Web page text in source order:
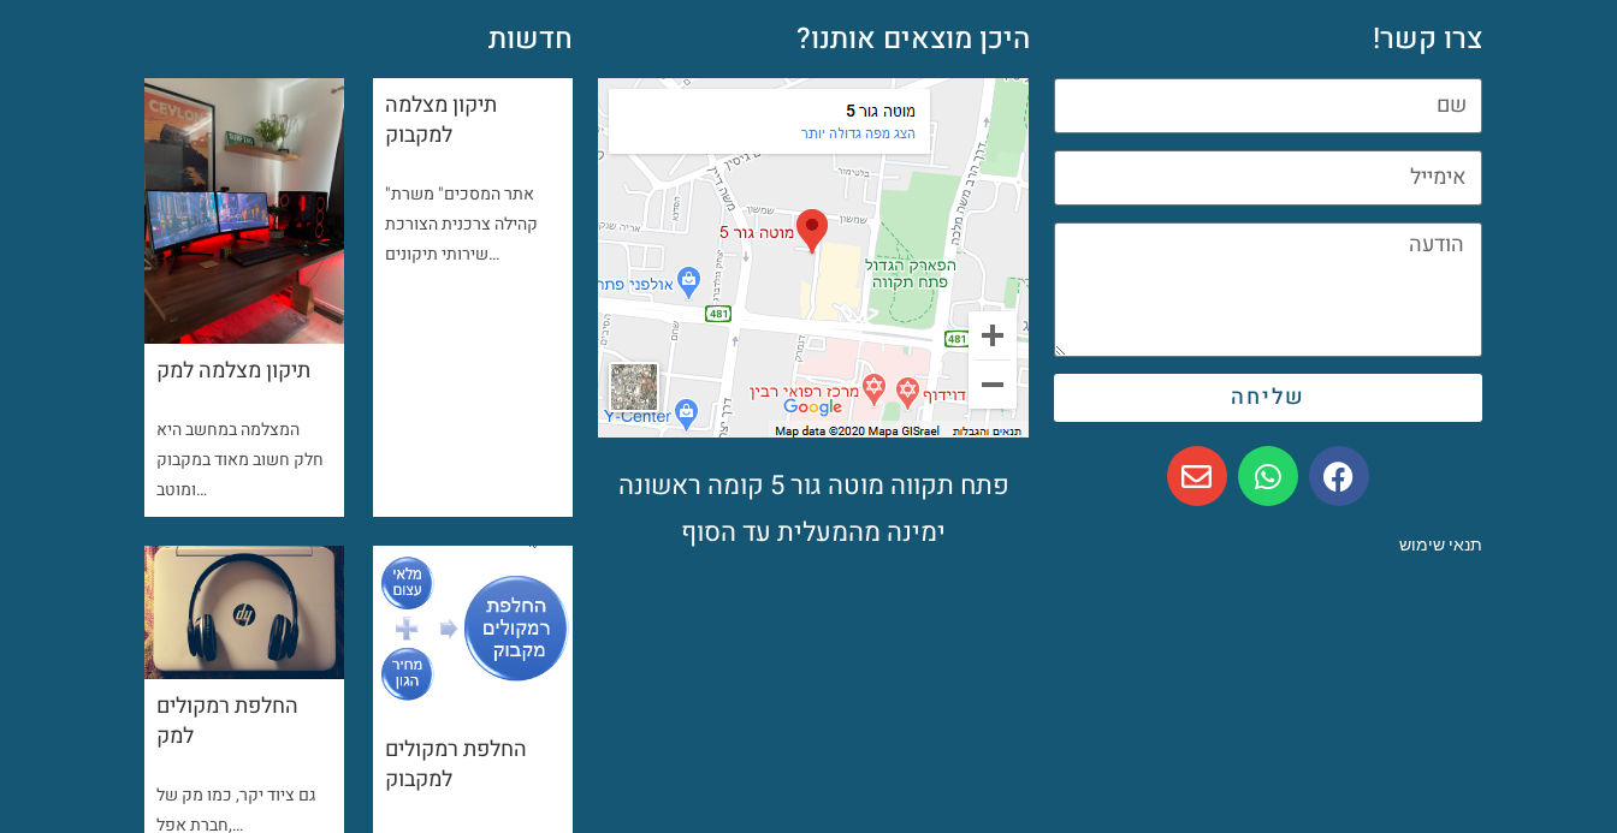
צרו קשר!
שליחה
תנאי שימוש
היכן מוצאים אותנו?
פתח תקווה מוטה גור 5 קומה ראשונה
ימינה מהמעלית עד הסוף
חדשות
תיקון מצלמה למק
המצלמה במחשב היא
חלק חשוב מאוד במקבוק
ומוטב…
תיקון מצלמה
למקבוק
"אתר המסכים" משרת
קהילה צרכנית הצורכת
שירותי תיקונים…
החלפת רמקולים
למק
גם ציוד יקר, כמו מק של
חברת אפל,…
החלפת רמקולים
למקבוק